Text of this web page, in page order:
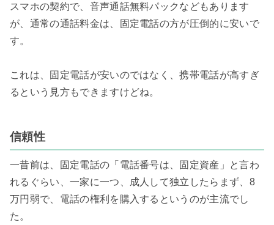
スマホの契約で、音声通話無料パックなどもあります
が、通常の通話料金は、固定電話の方が圧倒的に安いで
す。
これは、固定電話が安いのではなく、携帯電話が高すぎ
るという見方もできますけどね。
信頼性
一昔前は、固定電話の「電話番号は、固定資産」と言わ
れるぐらい、一家に一つ、成人して独立したらまず、8
万円弱で、電話の権利を購入するというのが主流でし
た。